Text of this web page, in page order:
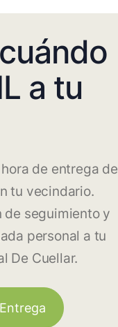
a tu
de entrega de
tu vecindario.
seguimiento y
personal a tu
De Cuellar.